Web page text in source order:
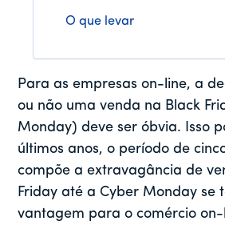
O que levar
Para as empresas on-line, a
ou não uma venda na Black
Monday) deve ser óbvia. Isso
últimos anos, o período de
compõe a extravagância de
Friday até a Cyber Monday se
vantagem para o comércio on-